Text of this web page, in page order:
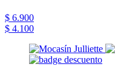
$ 6.900
$ 4.100